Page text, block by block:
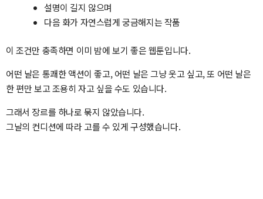
설명이 길지 않으며
다음 화가 자연스럽게 궁금해지는 작품
이 조건만 충족하면 이미 밤에 보기 좋은 웹툰입니다.
어떤 날은 통쾌한 액션이 좋고, 어떤 날은 그냥 웃고 싶고, 또 어떤 날은
한 편만 보고 조용히 자고 싶을 수도 있습니다.
그래서 장르를 하나로 묶지 않았습니다.
그날의 컨디션에 따라 고를 수 있게 구성했습니다.